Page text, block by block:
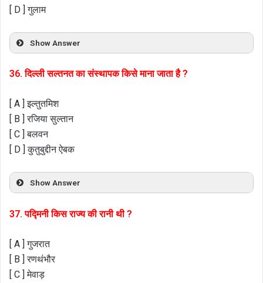
[ D ] गुलाम
Show Answer
36. दिल्ली सल्तनत का संस्थापक किसे माना जाता है ?
[ A ] इल्तुतमिश
[ B ] रजिया सुल्तान
[ C ] बलवन
[ D ] कुतुबुद्दीन ऐबक
Show Answer
37. पद्मिनी किस राज्य की रानी थी ?
[ A ] गुजरात
[ B ] रणथंभौर
[ C ] मेवाड़